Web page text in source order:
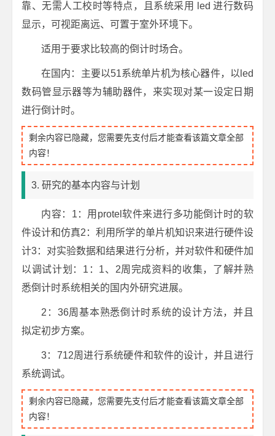
靠、无需人工校时等特点，且系统采用 led 进行数码
显示，可视距离远、可置于室外环境下。
适用于要求比较高的倒计时场合。
在国内：主要以51系统单片机为核心器件，以led
数码管显示器等为辅助器件，来实现对某一设定日期
进行倒计时。
剩余内容已隐藏，您需要先支付后才能查看该篇文章全部
内容！
3. 研究的基本内容与计划
内容：1：用protel软件来进行多功能倒计时的软
件设计和仿真2：利用所学的单片机知识来进行硬件设
计3：对实验数据和结果进行分析，并对软件和硬件加
以调试计划：1：1、2周完成资料的收集，了解并熟
悉倒计时系统相关的国内外研究进展。
2：36周基本熟悉倒计时系统的设计方法，并且
拟定初步方案。
3：712周进行系统硬件和软件的设计，并且进行
系统调试。
剩余内容已隐藏，您需要先支付后才能查看该篇文章全部
内容！